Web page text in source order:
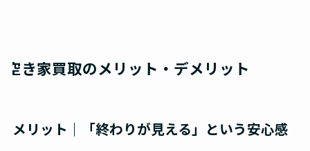
空き家買取のメリット・デメリット
メリット｜「終わりが見える」という安心感